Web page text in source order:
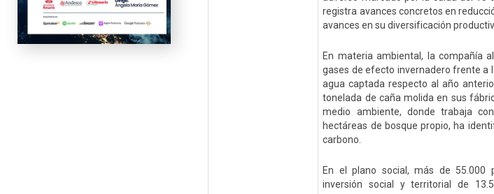
registra avances concretos en
avances en su diversificación
En materia ambiental, la compañía
gases de efecto invernadero frente a
agua captada respecto al año
tonelada de caña molida en sus
medio ambiente, donde trabaja
hectáreas de bosque propio, ha
carbono.
En el plano social, más de 55.000
inversión social y territorial de